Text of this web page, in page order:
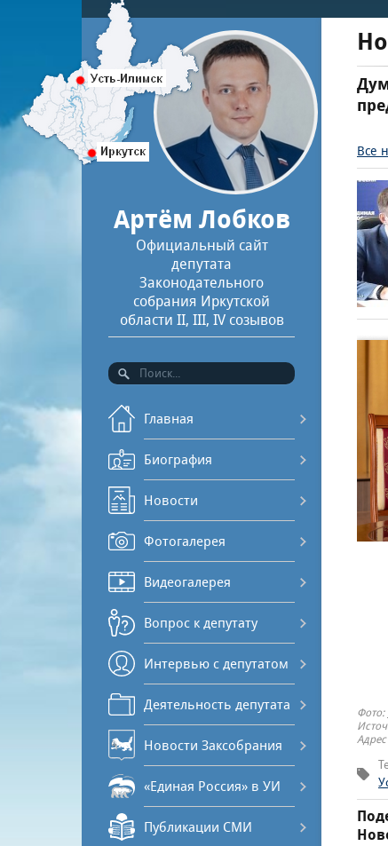
Артём Лобков
Официальный сайт
депутата
Законодательного
собрания Иркутской
области II, III, IV созывов
Главная
Биография
Новости
Фотогалерея
Видеогалерея
Вопрос к депутату
Интервью с депутатом
Деятельность депутата
Новости Заксобрания
«Единая Россия» в УИ
Публикации СМИ
Все
Фото:
Адрес